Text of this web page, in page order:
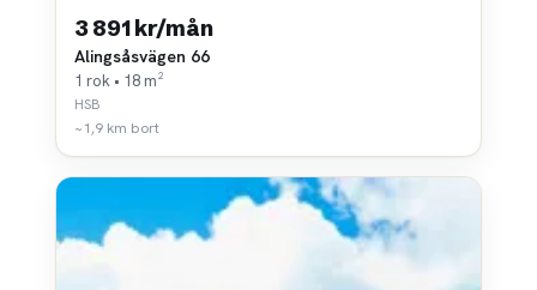
3 891 kr/mån
Alingsåsvägen 66
1 rok • 18 m²
HSB
~1,9 km bort